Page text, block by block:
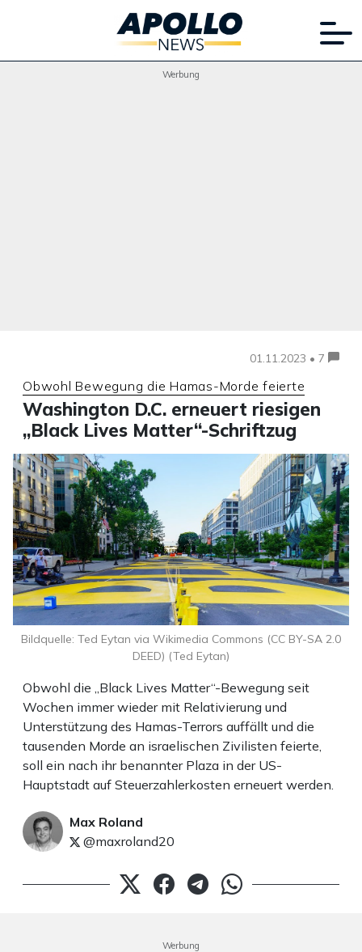
Werbung
01.11.2023 • 7
Obwohl Bewegung die Hamas-Morde feierte
Washington D.C. erneuert riesigen
„Black Lives Matter“-Schriftzug
Obwohl die „Black Lives Matter“-Bewegung seit
Wochen immer wieder mit Relativierung und
Unterstützung des Hamas-Terrors auffällt und die
tausenden Morde an israelischen Zivilisten feierte,
soll ein nach ihr benannter Plaza in der US-
Hauptstadt auf Steuerzahlerkosten erneuert werden.
Max Roland
@maxroland20
Bildquelle: Ted Eytan via Wikimedia Commons (CC BY-SA 2.0
DEED) (Ted Eytan)
Werbung